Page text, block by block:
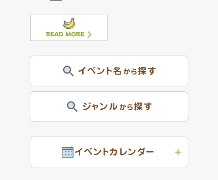
イベント名 から探す
ジャンル から探す
イベントカレンダー